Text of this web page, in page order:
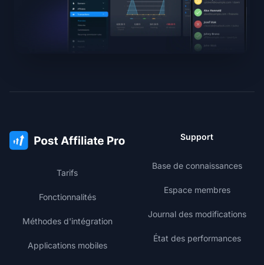
Tarifs
Fonctionnalités
Méthodes d'intégration
Applications mobiles
Support
Base de connaissances
Espace membres
Journal des modifications
État des performances